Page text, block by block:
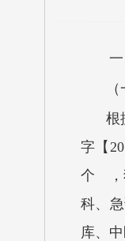
根
字【
个 ，
科、
库、